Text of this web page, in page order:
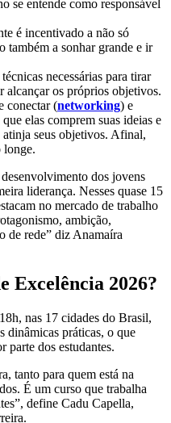
se entende como responsável
é incentivado a não só
também a sonhar grande e ir
técnicas necessárias para tirar
alcançar os próprios objetivos.
conectar (networking) e
elas comprem suas ideias e
atinja seus objetivos. Afinal,
longe.
dos jovens
liderança. Nesses quase 15
no mercado de trabalho
ambição,
de rede” diz Anamaíra
Excelência 2026?
nas 17 cidades do Brasil,
dinâmicas práticas, o que
parte dos estudantes.
tanto para quem está na
É um curso que trabalha
define Cadu Capella,